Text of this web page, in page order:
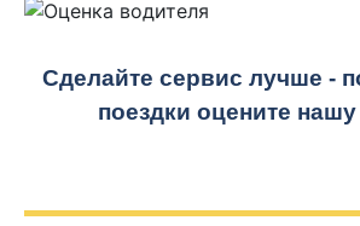
Сделайте сервис лучше -
поездки оцените